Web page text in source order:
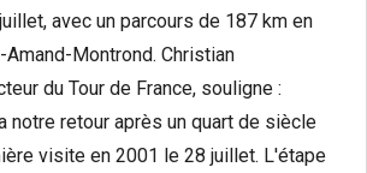
avec un parcours de 187 km en
Montrond. Christian
du Tour de France, souligne :
notre retour après un quart de siècle
visite en 2001 le 28 juillet. L'étape